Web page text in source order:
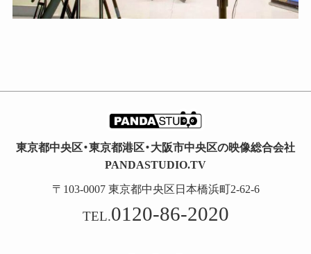
東京都中央区・東京都港区・大阪市中央区の映像総合会社
PANDASTUDIO.TV
〒103-0007 東京都中央区日本橋浜町2-62-6
TEL.0120-86-2020